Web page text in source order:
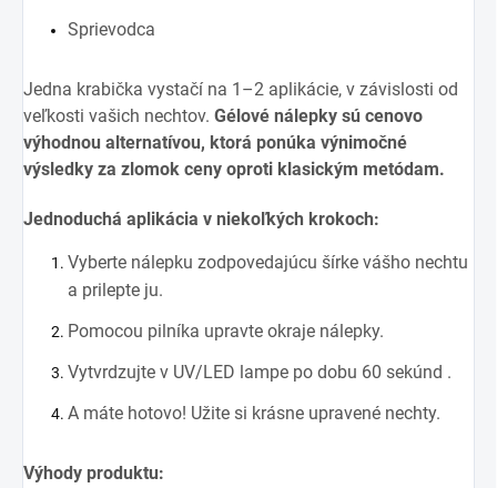
Sprievodca
Jedna krabička vystačí na 1–2 aplikácie, v závislosti od
veľkosti vašich nechtov. Gélové nálepky sú cenovo
výhodnou alternatívou, ktorá ponúka výnimočné
výsledky za zlomok ceny oproti klasickým metódam.
Jednoduchá aplikácia v niekoľkých krokoch:
Vyberte nálepku zodpovedajúcu šírke vášho nechtu
a prilepte ju.
Pomocou pilníka upravte okraje nálepky.
Vytvrdzujte v UV/LED lampe po dobu 60 sekúnd .
A máte hotovo! Užite si krásne upravené nechty.
Výhody produktu: